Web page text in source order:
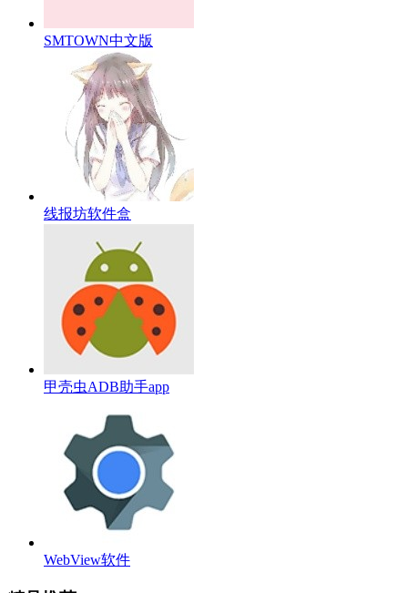
SMTOWN中文版
线报坊软件盒
甲壳虫ADB助手app
WebView软件